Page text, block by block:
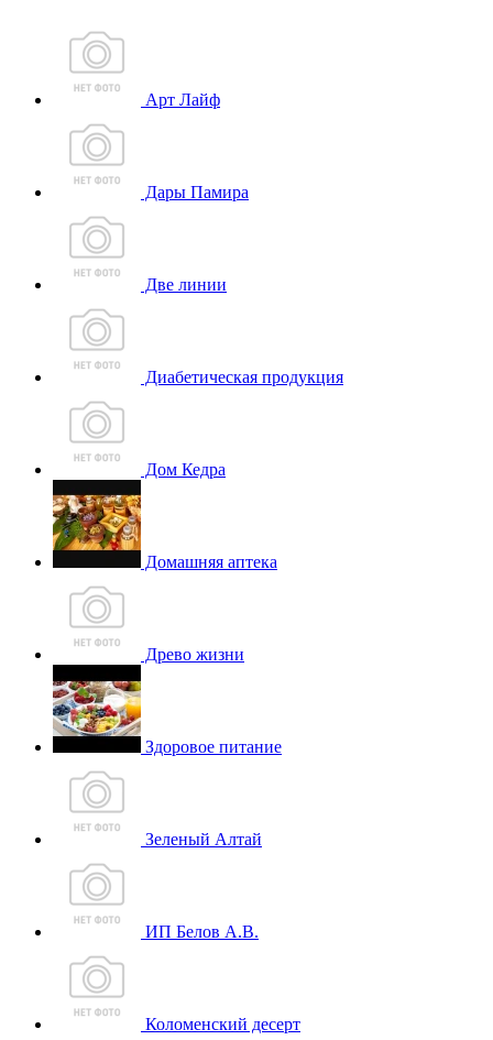
Арт Лайф
Дары Памира
Две линии
Диабетическая продукция
Дом Кедра
Домашняя аптека
Древо жизни
Здоровое питание
Зеленый Алтай
ИП Белов А.В.
Коломенский десерт